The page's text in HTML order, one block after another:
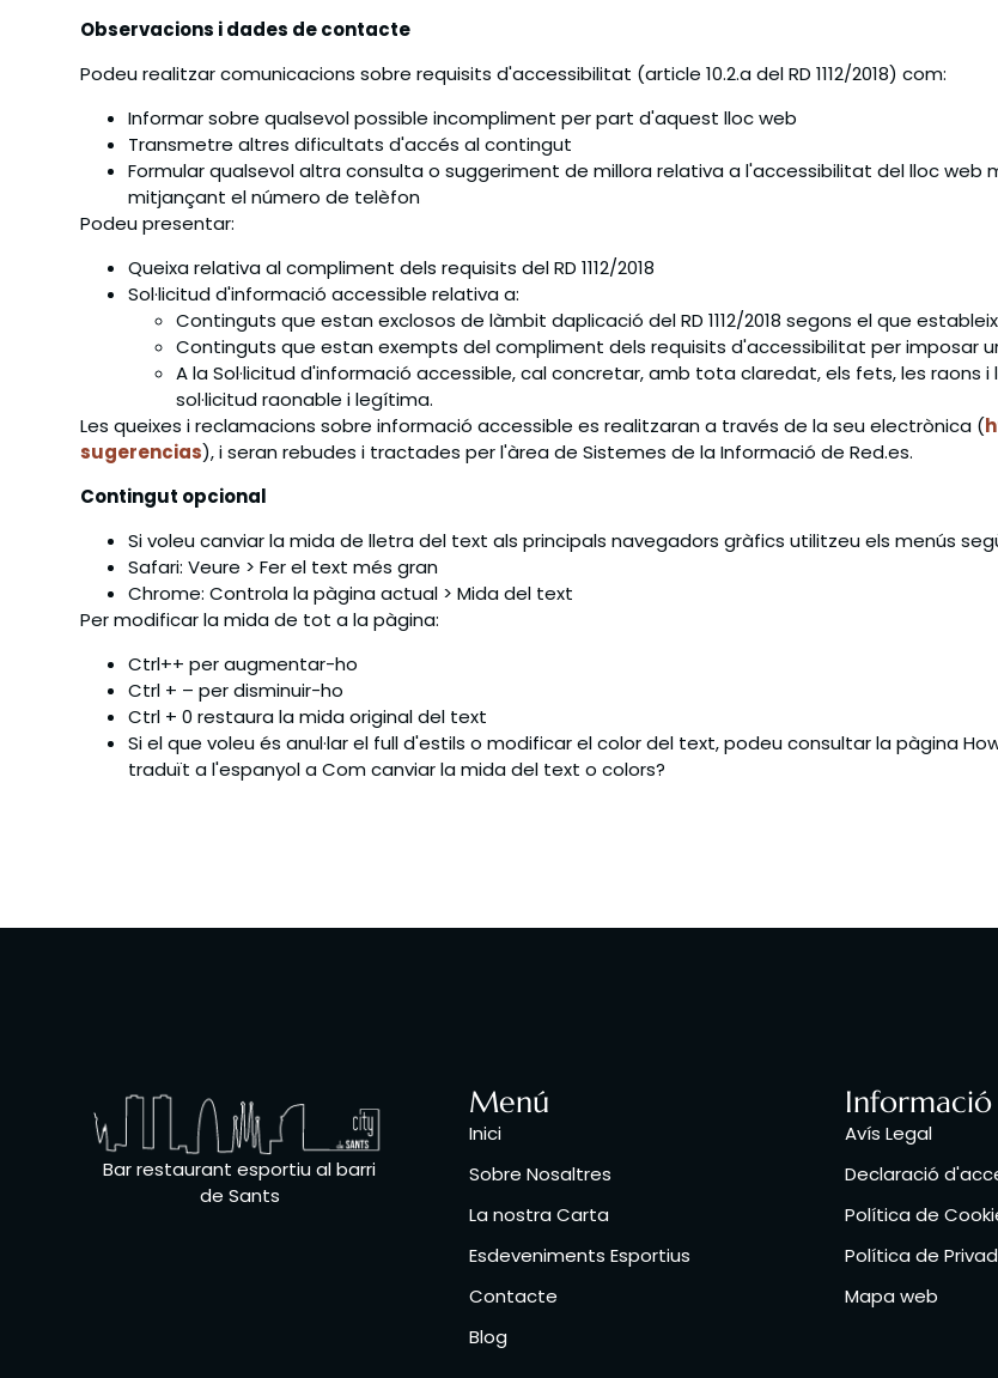
Observacions i dades de contacte
Podeu realitzar comunicacions sobre requisits d'accessibilitat (article 10.2.a del RD 1112/2018) com:
Informar sobre qualsevol possible incompliment per part d'aquest lloc web
Transmetre altres dificultats d'accés al contingut
Formular qualsevol altra consulta o suggeriment de millora relativa a l'accessibilitat del lloc
mitjançant el número de telèfon
Podeu presentar:
Queixa relativa al compliment dels requisits del RD 1112/2018
Sol·licitud d'informació accessible relativa a:
Continguts que estan exclosos de làmbit daplicació del RD 1112/2018 segons el que
Continguts que estan exempts del compliment dels requisits d'accessibilitat per imposar
A la Sol·licitud d'informació accessible, cal concretar, amb tota claredat, els fets, les
sol·licitud raonable i legítima.
Les queixes i reclamacions sobre informació accessible es realitzaran a través de la seu electrònica (
sugerencias), i seran rebudes i tractades per l'àrea de Sistemes de la Informació de Red.es.
Contingut opcional
Si voleu canviar la mida de lletra del text als principals navegadors gràfics utilitzeu els menús
Safari: Veure > Fer el text més gran
Chrome: Controla la pàgina actual > Mida del text
Per modificar la mida de tot a la pàgina:
Ctrl++ per augmentar-ho
Ctrl + – per disminuir-ho
Ctrl + 0 restaura la mida original del text
Si el que voleu és anul·lar el full d'estils o modificar el color del text, podeu consultar la pàgina
traduït a l'espanyol a Com canviar la mida del text o colors?
Bar restaurant esportiu al barri
de Sants
Menú
Inici
Sobre Nosaltres
La nostra Carta
Esdeveniments Esportius
Contacte
Blog
Informació
Avís Legal
Declaració
Política de
Política de
Mapa web